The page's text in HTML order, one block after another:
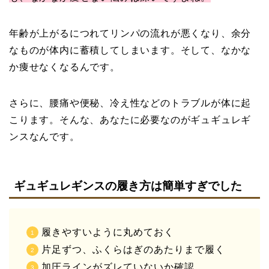
年齢が上がるにつれてリンパの流れが悪くなり、余分
なものが体内に蓄積してしまいます。そして、なかな
か痩せなくなるんです。
さらに、腰痛や便秘、冷え性などのトラブルが体に起
こります。そんな、あなたに必要なのがギュギュレギ
ンスなんです。
ギュギュレギンスの履き方は簡単すぎでした
履きやすいように丸めておく
片足ずつ、ふくらはぎのあたりまで履く